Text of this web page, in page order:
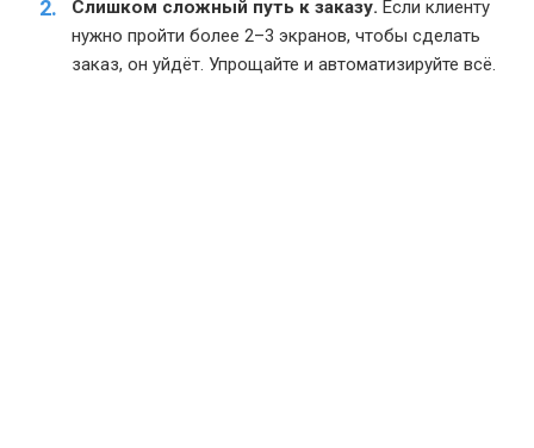
Слишком сложный путь к заказу. Если клиенту
нужно пройти более 2–3 экранов, чтобы сделать
заказ, он уйдёт. Упрощайте и автоматизируйте всё.